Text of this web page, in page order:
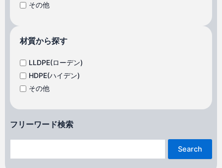
その他
材質から探す
LLDPE(ローデン)
HDPE(ハイデン)
その他
フリーワード検索
Search